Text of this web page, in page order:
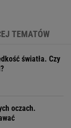
TEMATÓW
światła. Czy
oczach.